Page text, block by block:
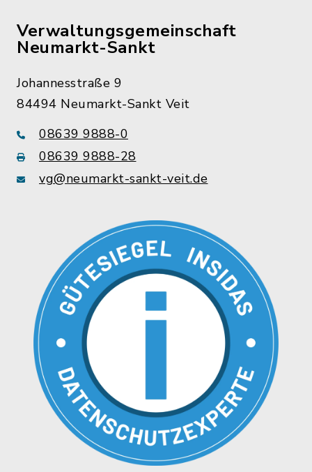
Verwaltungsgemeinschaft
Neumarkt-Sankt
Johannesstraße 9
84494 Neumarkt-Sankt Veit
08639 9888-0
08639 9888-28
vg@neumarkt-sankt-veit.de